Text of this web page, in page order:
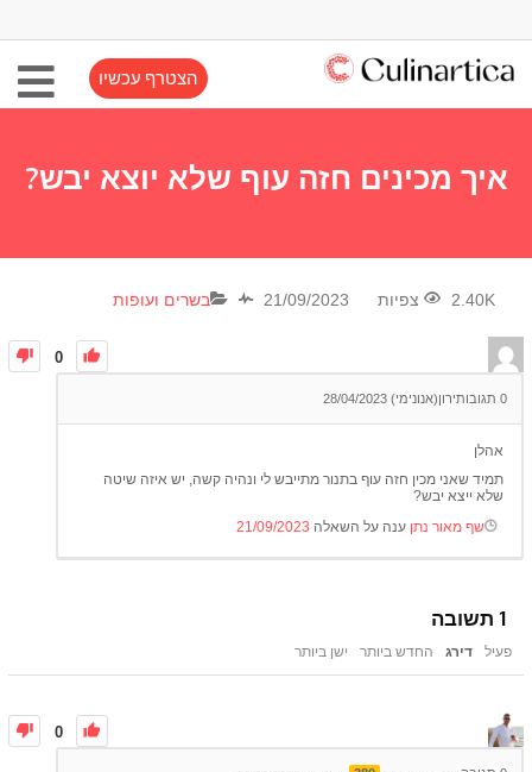
הצטרף עכשיו
איך מכינים חזה עוף שלא יוצא יבש?
2.40K צפיות 21/09/2023 בשרים ועופות
0
ירון(אנונימי) 28/04/2023 0 תגובות
אהלן
תמיד שאני מכין חזה עוף בתנור מתייבש לי ונהיה קשה, יש איזה שיטה
שלא ייצא יבש?
שף מאור נתן ענה על השאלה 21/09/2023
1 תשובה
פעיל דירג החדש ביותר ישן ביותר
0